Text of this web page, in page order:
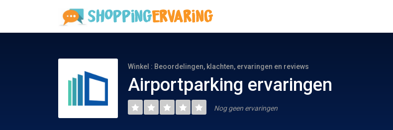
Winkel : Beoordelingen, klachten, ervaringen en reviews
Airportparking ervaringen
Nog geen ervaringen